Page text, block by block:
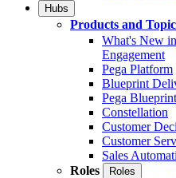
Hubs
Products and
What's New
Engagement
Pega Platform
Blueprint
Pega Blueprint
Constellation
Customer
Customer
Sales
Roles
Roles